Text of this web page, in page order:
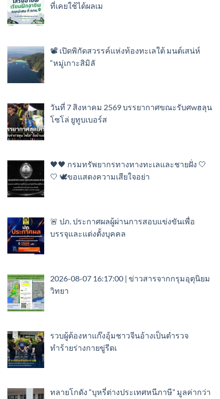
ที่เคยใช้ได้ผลเม
📽️ เปิดพิกัดสวรรค์แห่งท้องทะเลใต้ มนต์เสน่ห์
“หมู่เกาะสิมิลั
วันที่ 7 สิงหาคม 2569 บรรยากาศขณะรับศwฮลุน
โซโล่ ยูทูบเบอร์ส
🖤🖤 กรมทรัพยากรทางทางทะเลและชายฝั่ง 🤍
🤍 🕊️ขอแสดงความเสียใจอย่า
🚨 ปภ. ประกาศผลผู้ผ่านการสอบแข่งขันเพื่อ
บรรจุและแต่งตั้งบุคคล
2026-08-07 16:17:00 | ข่าวสารจากกรุมอุตุนิยม
วิทยา
รวบผู้ต้องหาแก๊งอุ้มชาวจีนอ้างเป็นตำรวจ
ทำร้ายร่างกายขู่รีดเ
ทลายโกดัง “บุหรี่ต่างประเทศหนีภาษี” มูลค่ากว่า